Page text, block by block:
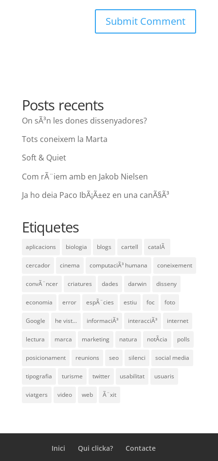
Posts recents
On sÃ³n les dones dissenyadores?
Tots coneixem la Marta
Soft & Quiet
Com rÃ¨iem amb en Jakob Nielsen
Ja ho deia Paco IbÃ¡Ã±ez en una canÃ§Ã³
Etiquetes
aplicacions biologia blogs cartell catalÃ
cercador cinema computaciÃ³ humana coneixement
convÃ¨ncer criatures dades darwin disseny
economia error espÃ¨cies estiu foc foto
Google he vist... informaciÃ³ interacciÃ³ internet
lectura marca marketing natura notÃ­cia polls
posicionament reunions seo silenci social media
tipografia turisme twitter usabilitat usuaris
viatgers video web Ã¨xit
Inici Qui clicka? Contacte